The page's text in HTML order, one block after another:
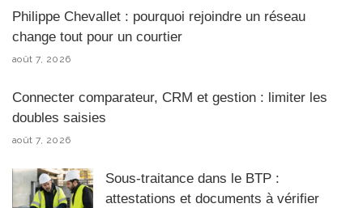
Philippe Chevallet : pourquoi rejoindre un réseau
change tout pour un courtier
août 7, 2026
Connecter comparateur, CRM et gestion : limiter les
doubles saisies
août 7, 2026
Sous-traitance dans le BTP :
attestations et documents à vérifier